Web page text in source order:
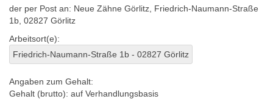
der per Post an: Neue Zähne Görlitz, Friedrich-Naumann-Straße
1b, 02827 Görlitz
Arbeitsort(e):
Friedrich-Naumann-Straße 1b - 02827 Görlitz
Angaben zum Gehalt:
Gehalt (brutto): auf Verhandlungsbasis